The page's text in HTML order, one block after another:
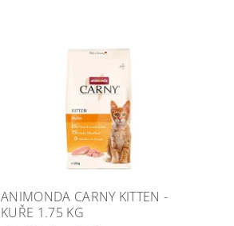
ANIMONDA CARNY KITTEN -
KUŘE 1.75 KG